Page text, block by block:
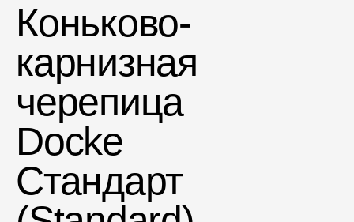
Сайдинг
Софиты
Фасадные панели
Фасадная плитка
Комплектующие для фасадов
Пленки и мембраны
Коньково-
карнизная
черепица
Docke
Стандарт